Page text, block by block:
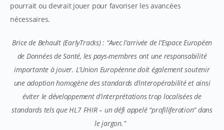
pourrait ou devrait jouer pour favoriser les avancées
nécessaires.
Brice de Behault (EarlyTracks) : “Avec l’arrivée de l’Espace Européen
de Données de Santé, les pays-membres ont une responsabilité
importante à jouer. L’Union Européenne doit également soutenir
une adoption homogène des standards d’interopérabilité et ainsi
éviter le développement d’interprétations trop localisées de
standards tels que HL7 FHIR – un défi appelé “profiliferation” dans
le jargon.”